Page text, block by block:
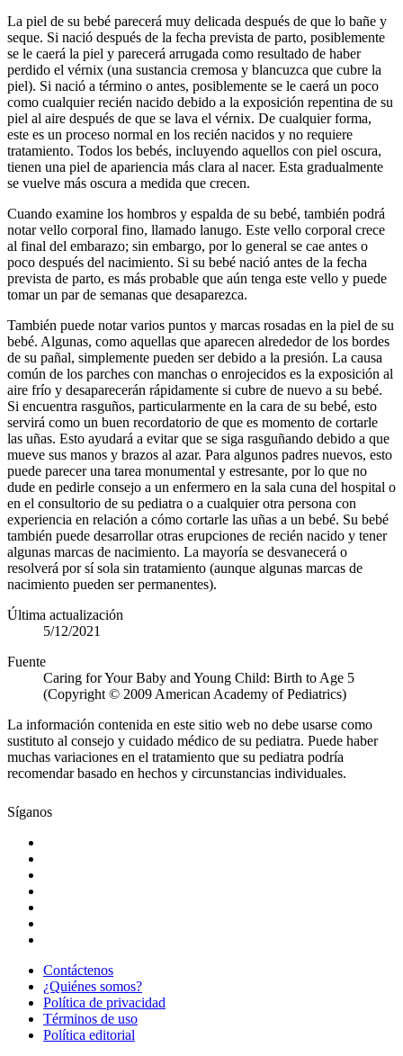
La piel de su bebé parecerá muy delicada después de que lo bañe y
seque. Si nació después de la fecha prevista de parto, posiblemente
se le caerá la piel y parecerá arrugada como resultado de haber
perdido el vérnix (una sustancia cremosa y blancuzca que cubre la
piel). Si nació a término o antes, posiblemente se le caerá un poco
como cualquier recién nacido debido a la exposición repentina de su
piel al aire después de que se lava el vérnix. De cualquier forma,
este es un proceso normal en los recién nacidos y no requiere
tratamiento. Todos los bebés, incluyendo aquellos con piel oscura,
tienen una piel de apariencia más clara al nacer. Esta gradualmente
se vuelve más oscura a medida que crecen.
Cuando examine los hombros y espalda de su bebé, también podrá
notar vello corporal fino, llamado lanugo. Este vello corporal crece
al final del embarazo; sin embargo, por lo general se cae antes o
poco después del nacimiento. Si su bebé nació antes de la fecha
prevista de parto, es más probable que aún tenga este vello y puede
tomar un par de semanas que desaparezca.
También puede notar varios puntos y marcas rosadas en la piel de su
bebé. Algunas, como aquellas que aparecen alrededor de los bordes
de su pañal, simplemente pueden ser debido a la presión. La causa
común de los parches con manchas o enrojecidos es la exposición al
aire frío y desaparecerán rápidamente si cubre de nuevo a su bebé.
Si encuentra rasguños, particularmente en la cara de su bebé, esto
servirá como un buen recordatorio de que es momento de cortarle
las uñas. Esto ayudará a evitar que se siga rasguñando debido a que
mueve sus manos y brazos al azar. Para algunos padres nuevos, esto
puede parecer una tarea monumental y estresante, por lo que no
dude en pedirle consejo a un enfermero en la sala cuna del hospital o
en el consultorio de su pediatra o a cualquier otra persona con
experiencia en relación a cómo cortarle las uñas a un bebé. Su bebé
también puede desarrollar otras erupciones de recién nacido y tener
algunas marcas de nacimiento. La mayoría se desvanecerá o
resolverá por sí sola sin tratamiento (aunque algunas marcas de
nacimiento pueden ser permanentes).
Última actualización
5/12/2021
Fuente
Caring for Your Baby and Young Child: Birth to Age 5
(Copyright © 2009 American Academy of Pediatrics)
La información contenida en este sitio web no debe usarse como
sustituto al consejo y cuidado médico de su pediatra. Puede haber
muchas variaciones en el tratamiento que su pediatra podría
recomendar basado en hechos y circunstancias individuales.
Síganos
Contáctenos
¿Quiénes somos?
Política de privacidad
Términos de uso
Política editorial